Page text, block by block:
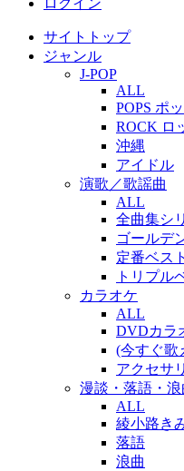
サイトトップ
ジャンル
J-POP
ALL
POPS ポ
ROCK ロ
沖縄
アイドル
演歌／歌謡曲
ALL
全曲集シ
ゴールデ
定番ベス
トリプル
カラオケ
ALL
DVDカラ
(今すぐ歌
アクセサリ
漫談・落語・浪
ALL
綾小路き
落語
浪曲